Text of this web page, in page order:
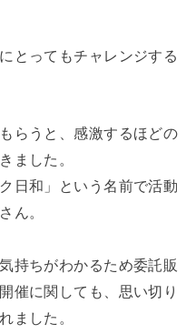
とってもチャレンジする
らうと、感激するほどの
ました。
日和」という名前で活動
ん。
持ちがわかるため委託販
催に関しても、思い切り
ました。